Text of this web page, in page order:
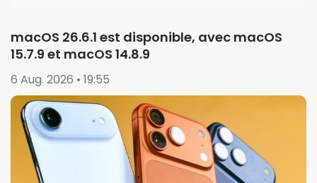
macOS 26.6.1 est disponible, avec macOS
15.7.9 et macOS 14.8.9
6 Aug. 2026 • 19:55